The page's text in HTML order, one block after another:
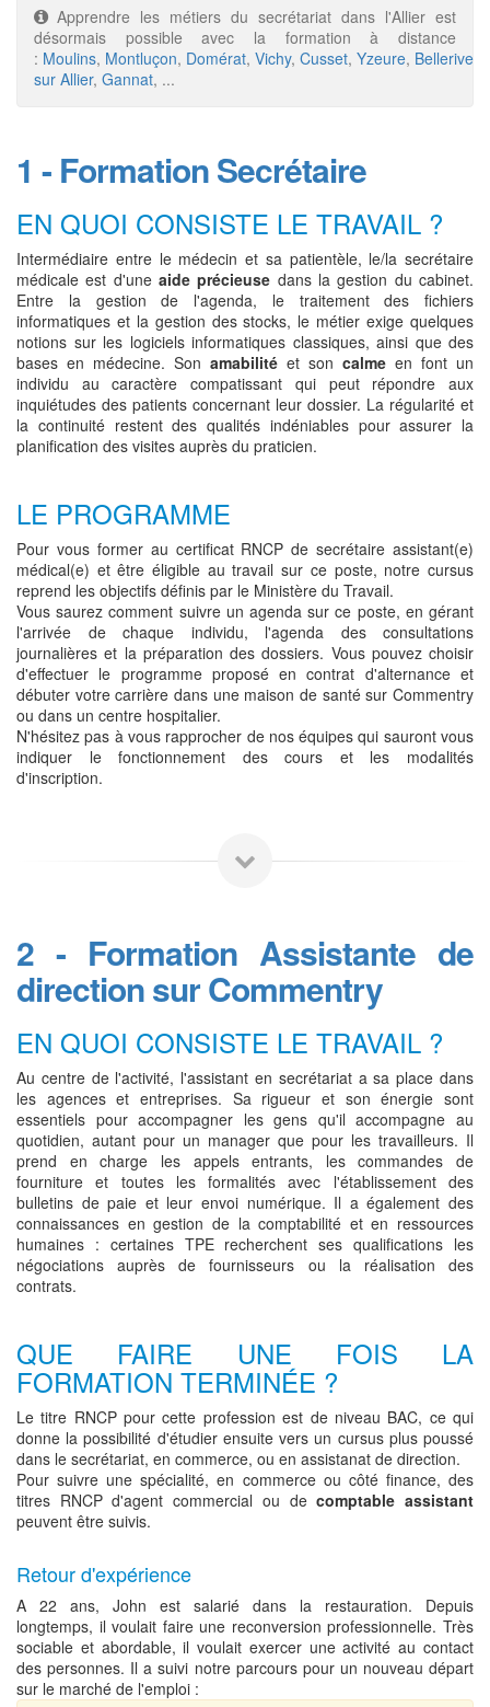
Apprendre les métiers du secrétariat dans l'Allier est
désormais possible avec la formation à distance
: Moulins, Montluçon, Domérat, Vichy, Cusset, Yzeure, Bellerive
sur Allier, Gannat, ...
1 - Formation Secrétaire
EN QUOI CONSISTE LE TRAVAIL ?
Intermédiaire entre le médecin et sa patientèle, le/la secrétaire
médicale est d'une aide précieuse dans la gestion du cabinet.
Entre la gestion de l'agenda, le traitement des fichiers
informatiques et la gestion des stocks, le métier exige quelques
notions sur les logiciels informatiques classiques, ainsi que des
bases en médecine. Son amabilité et son calme en font un
individu au caractère compatissant qui peut répondre aux
inquiétudes des patients concernant leur dossier. La régularité et
la continuité restent des qualités indéniables pour assurer la
planification des visites auprès du praticien.
LE PROGRAMME
Pour vous former au certificat RNCP de secrétaire assistant(e)
médical(e) et être éligible au travail sur ce poste, notre cursus
reprend les objectifs définis par le Ministère du Travail.
Vous saurez comment suivre un agenda sur ce poste, en gérant
l'arrivée de chaque individu, l'agenda des consultations
journalières et la préparation des dossiers. Vous pouvez choisir
d'effectuer le programme proposé en contrat d'alternance et
débuter votre carrière dans une maison de santé sur Commentry
ou dans un centre hospitalier.
N'hésitez pas à vous rapprocher de nos équipes qui sauront vous
indiquer le fonctionnement des cours et les modalités
d'inscription.
2 - Formation Assistante de
direction sur Commentry
EN QUOI CONSISTE LE TRAVAIL ?
Au centre de l'activité, l'assistant en secrétariat a sa place dans
les agences et entreprises. Sa rigueur et son énergie sont
essentiels pour accompagner les gens qu'il accompagne au
quotidien, autant pour un manager que pour les travailleurs. Il
prend en charge les appels entrants, les commandes de
fourniture et toutes les formalités avec l'établissement des
bulletins de paie et leur envoi numérique. Il a également des
connaissances en gestion de la comptabilité et en ressources
humaines : certaines TPE recherchent ses qualifications les
négociations auprès de fournisseurs ou la réalisation des
contrats.
QUE FAIRE UNE FOIS LA
FORMATION TERMINÉE ?
Le titre RNCP pour cette profession est de niveau BAC, ce qui
donne la possibilité d'étudier ensuite vers un cursus plus poussé
dans le secrétariat, en commerce, ou en assistanat de direction.
Pour suivre une spécialité, en commerce ou côté finance, des
titres RNCP d'agent commercial ou decomptable assistant
peuvent être suivis.
Retour d'expérience
A 22 ans, John est salarié dans la restauration. Depuis
longtemps, il voulait faire une reconversion professionnelle. Très
sociable et abordable, il voulait exercer une activité au contact
des personnes. Il a suivi notre parcours pour un nouveau départ
sur le marché de l'emploi :